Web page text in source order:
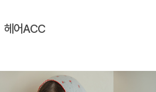
헤어ACC